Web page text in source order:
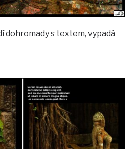
dohromady s textem, vypadá